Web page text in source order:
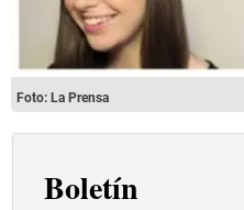
Foto: La Prensa
Boletín